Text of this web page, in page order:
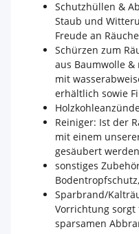
Schutzhüllen &
Staub und
Freude an
Schürzen zum
aus Baumwolle &
mit
erhältlich sowie
Reiniger: Ist der
mit einem
gesäubert werden
sonstiges
Sparbrand/
Vorrichtung
sparsamen